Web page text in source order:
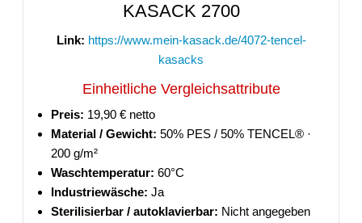
KASACK 2700
Link: https://www.mein-kasack.de/4072-tencel-
kasacks
Einheitliche Vergleichsattribute
Preis: 19,90 € netto
Material / Gewicht: 50% PES / 50% TENCEL® ·
200 g/m²
Waschtemperatur: 60°C
Industriewäsche: Ja
Sterilisierbar / autoklavierbar: Nicht angegeben